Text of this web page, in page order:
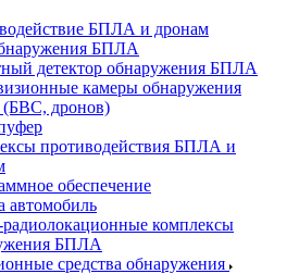
БПЛА и дронам
БПЛА
детектор обнаружения БПЛА
камеры обнаружения
дронов)
противодействия БПЛА и
обеспечение
автомобиль
комплексы
БПЛА
средства обнаружения